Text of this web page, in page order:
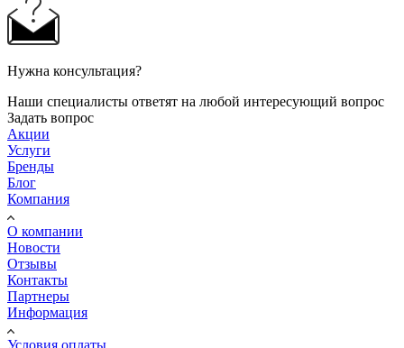
Нужна консультация?
Наши специалисты ответят на любой интересующий вопрос
Задать вопрос
Акции
Услуги
Бренды
Блог
Компания
О компании
Новости
Отзывы
Контакты
Партнеры
Информация
Условия оплаты